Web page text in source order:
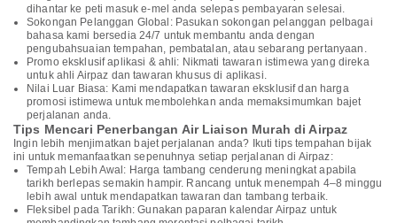
dihantar ke peti masuk e-mel anda selepas pembayaran selesai.
Sokongan Pelanggan Global: Pasukan sokongan pelanggan pelbagai
bahasa kami bersedia 24/7 untuk membantu anda dengan
pengubahsuaian tempahan, pembatalan, atau sebarang pertanyaan.
Promo eksklusif aplikasi & ahli: Nikmati tawaran istimewa yang direka
untuk ahli Airpaz dan tawaran khusus di aplikasi.
Nilai Luar Biasa: Kami mendapatkan tawaran eksklusif dan harga
promosi istimewa untuk membolehkan anda memaksimumkan bajet
perjalanan anda.
Tips Mencari Penerbangan Air Liaison Murah di Airpaz
Ingin lebih menjimatkan bajet perjalanan anda? Ikuti tips tempahan bijak
ini untuk memanfaatkan sepenuhnya setiap perjalanan di Airpaz:
Tempah Lebih Awal: Harga tambang cenderung meningkat apabila
tarikh berlepas semakin hampir. Rancang untuk menempah 4–8 minggu
lebih awal untuk mendapatkan tawaran dan tambang terbaik.
Fleksibel pada Tarikh: Gunakan paparan kalendar Airpaz untuk